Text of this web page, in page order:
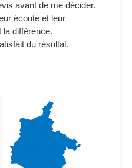
avant de me décider.
écoute et leur
la différence.
du résultat.